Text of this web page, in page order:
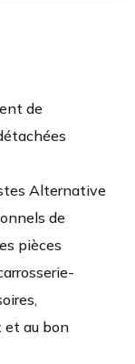
de
Alternative
de
pièces
et au bon